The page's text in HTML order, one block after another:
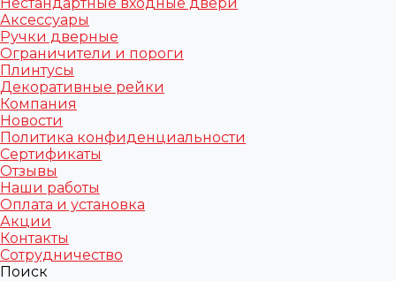
Аксессуары
Ручки дверные
Ограничители и пороги
Плинтусы
Декоративные рейки
Компания
Новости
Политика конфиденциальности
Сертификаты
Отзывы
Наши работы
Оплата и установка
Акции
Контакты
Сотрудничество
Поиск